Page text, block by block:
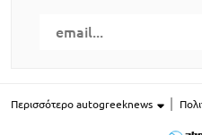
Περισσότερο autogreeknews